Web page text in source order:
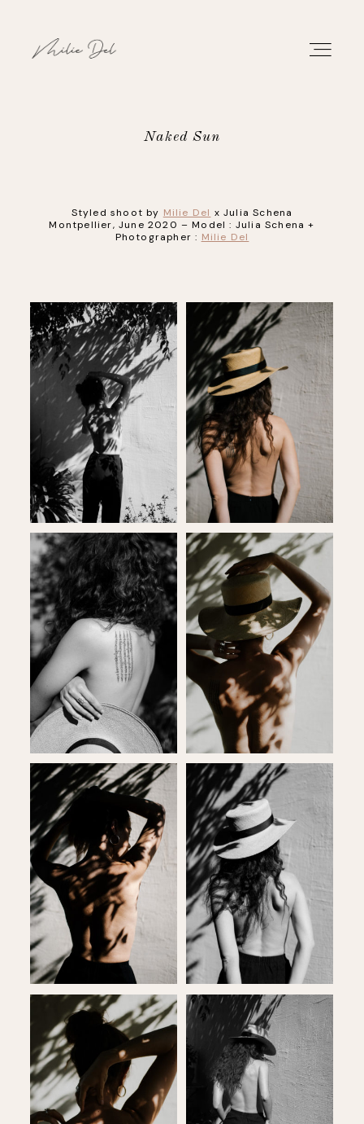
CONTACT
Naked Sun
Styled shoot by Milie Del x Julia Schena
Montpellier, June 2020 – Model : Julia Schena +
Photographer : Milie Del